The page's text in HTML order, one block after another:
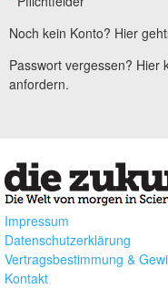
Noch kein Konto? Hier
Passwort vergessen? Hier
anfordern.
Impressum
Datenschutzerklärung
Vertragsbestimmung &
Kontakt